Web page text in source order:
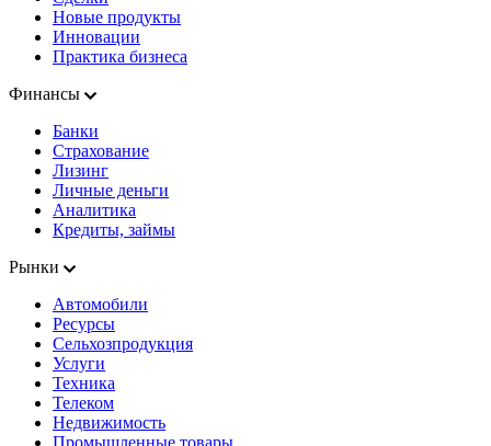
Новые продукты
Инновации
Практика бизнеса
Финансы
Банки
Страхование
Лизинг
Личные деньги
Аналитика
Кредиты, займы
Рынки
Автомобили
Ресурсы
Сельхозпродукция
Услуги
Техника
Телеком
Недвижимость
Промышленные товары